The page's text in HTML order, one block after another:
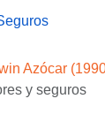
Azócar
y seguros